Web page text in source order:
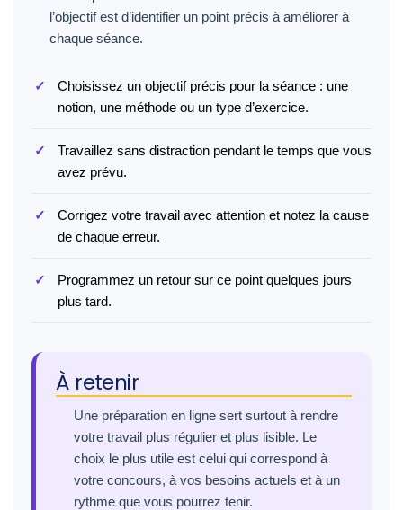
l’objectif est d’identifier un point précis à améliorer à
chaque séance.
Choisissez un objectif précis pour la séance : une
notion, une méthode ou un type d’exercice.
Travaillez sans distraction pendant le temps que vous
avez prévu.
Corrigez votre travail avec attention et notez la cause
de chaque erreur.
Programmez un retour sur ce point quelques jours
plus tard.
À retenir
Une préparation en ligne sert surtout à rendre
votre travail plus régulier et plus lisible. Le
choix le plus utile est celui qui correspond à
votre concours, à vos besoins actuels et à un
rythme que vous pourrez tenir.